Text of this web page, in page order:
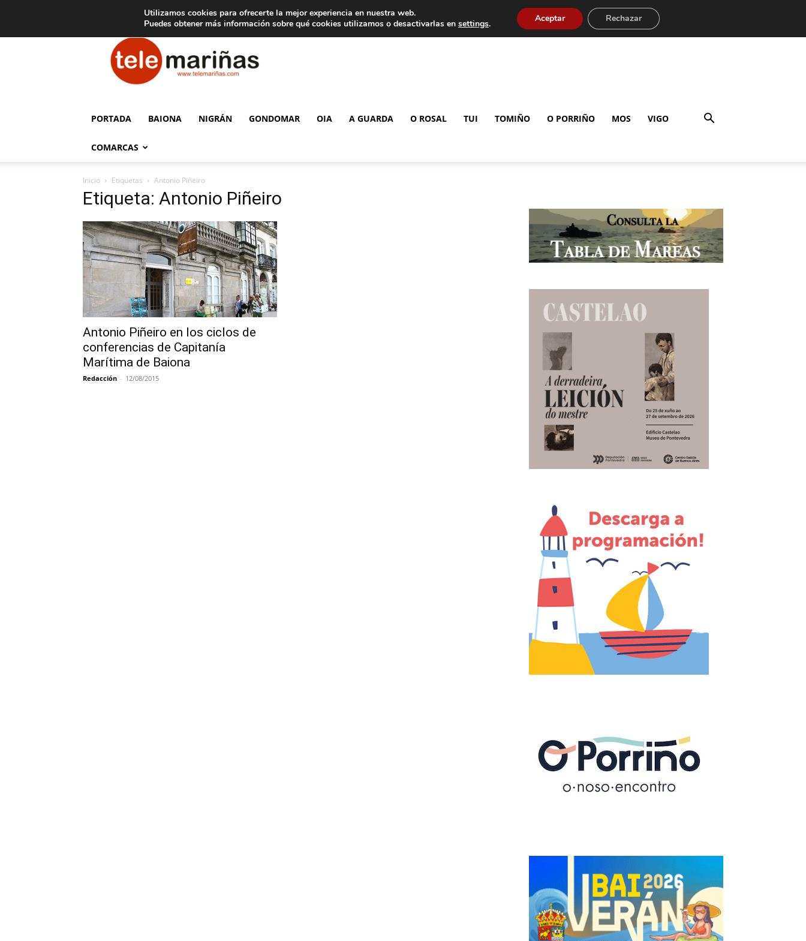
Aviso legal Tarifas de publicidad
Telemariñas
PORTADA BAIONA NIGRÁN GONDOMAR OIA A GUARDA O ROSAL TUI TOMIÑO O PORRIÑO MOS VIGO
COMARCAS
Inicio Etiquetas Antonio Piñeiro
Etiqueta: Antonio Piñeiro
Antonio Piñeiro en los ciclos de
conferencias de Capitanía
Marítima de Baiona
Redacción - 12/08/2015
Utilizamos cookies para ofrecerte la mejor experiencia en nuestra web.
Puedes obtener más información sobre qué cookies utilizamos o desactivarlas en settings. Aceptar Rechazar